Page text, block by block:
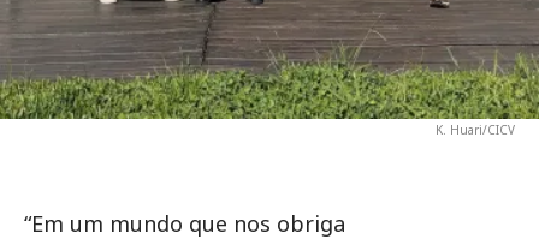
K. Huari/CICV
“Em um mundo que nos obriga